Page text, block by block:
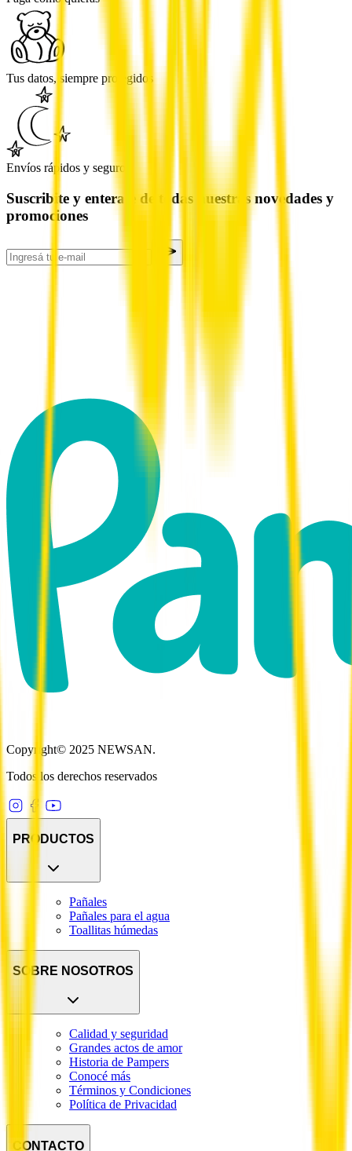
Tus datos, siempre protegidos
Envíos rápidos y seguros
Suscribite y enterate de todas nuestras novedades y
promociones
Copyright© 2025 NEWSAN.
Todos los derechos reservados
PRODUCTOS
Pañales
Pañales para el agua
Toallitas húmedas
SOBRE NOSOTROS
Calidad y seguridad
Grandes actos de amor
Historia de Pampers
Conocé más
Términos y Condiciones
Política de Privacidad
CONTACTO